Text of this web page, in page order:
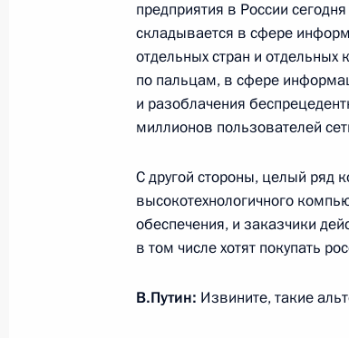
27 сентября 2014 года, 09:10
26 сентября 2014 года,
Рабочая встреча с
26 сентября 2014 года, 12:30
26 сентября 2014 года, 09:20
предприятия в России
складывается в сфере
отдельных стран и отдельных
по пальцам, в сфере
и разоблачения
миллионов пользователей
С другой стороны, целый ряд
высокотехнологичного
обеспечения, и заказчики
в том числе хотят покупать
В.Путин: Извините, такие